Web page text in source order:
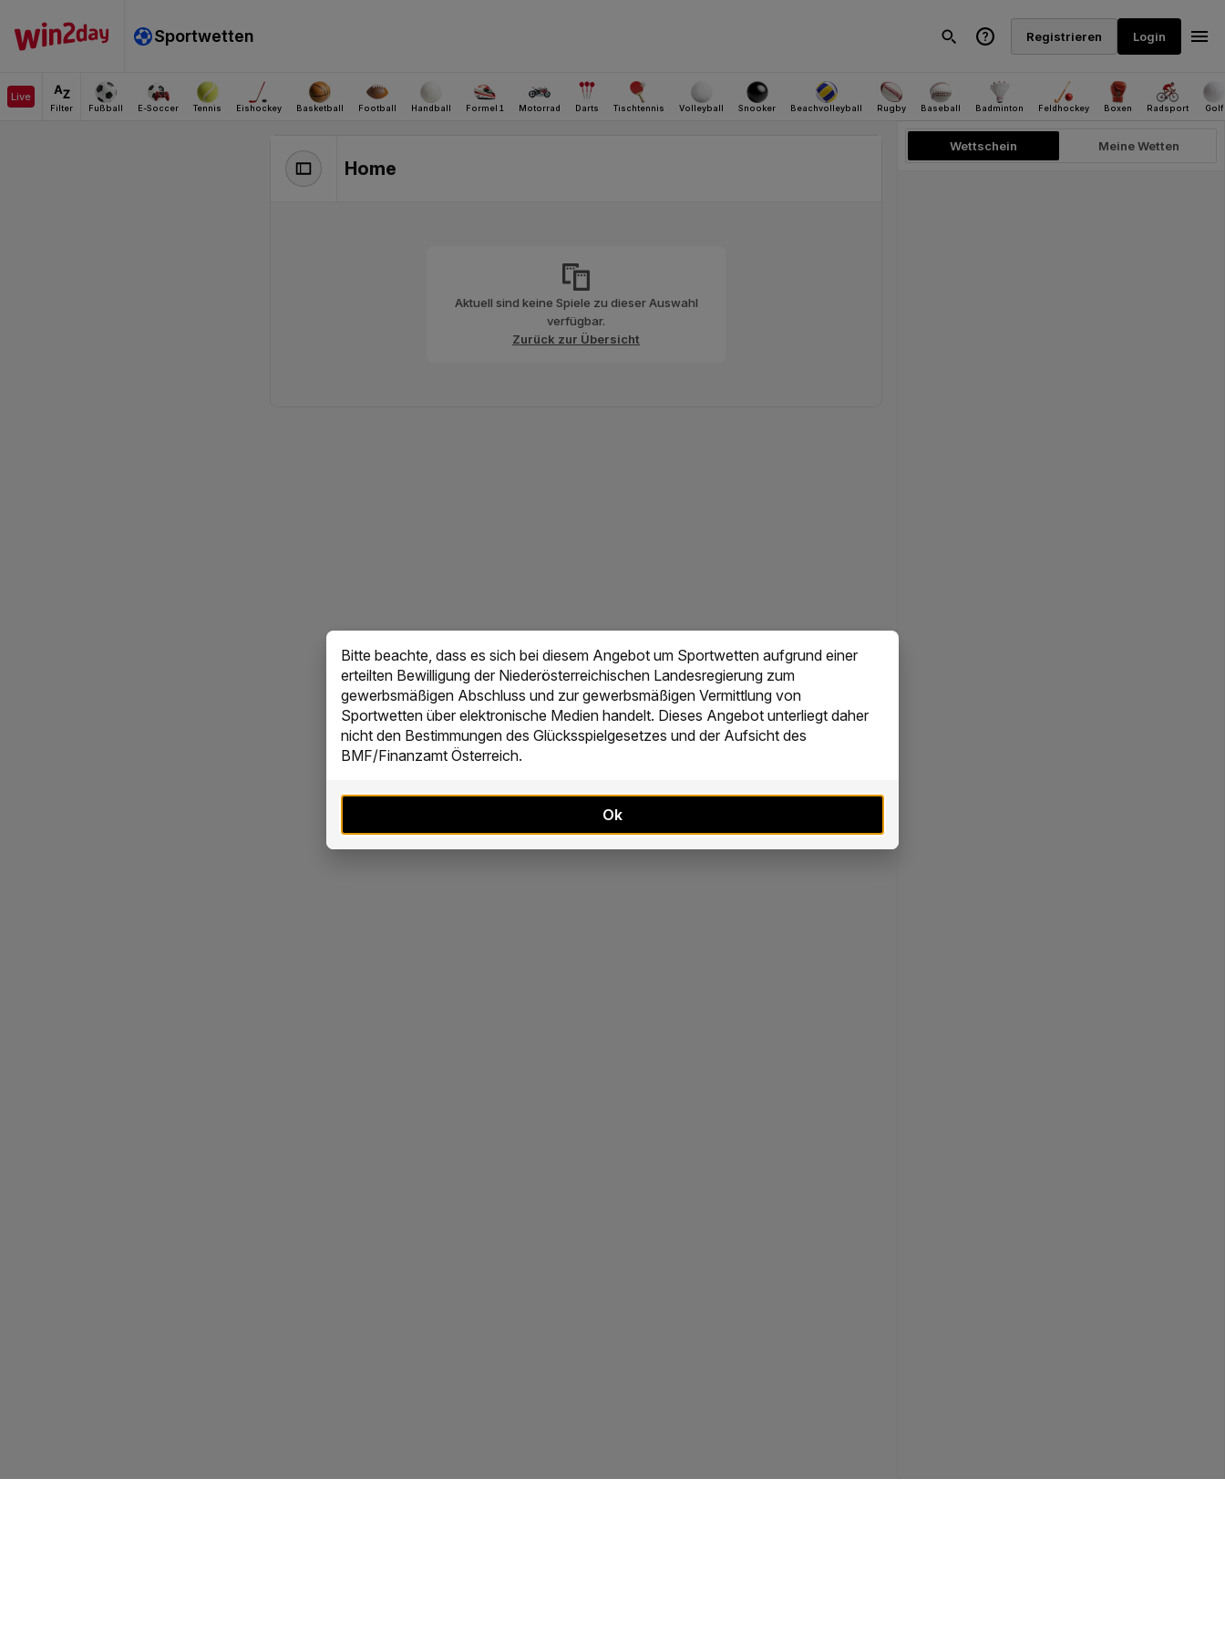
Bitte beachte, dass es sich bei diesem Angebot um Sportwetten aufgrund einer
erteilten Bewilligung der Niederösterreichischen Landesregierung zum
gewerbsmäßigen Abschluss und zur gewerbsmäßigen Vermittlung von
Sportwetten über elektronische Medien handelt. Dieses Angebot unterliegt daher
nicht den Bestimmungen des Glücksspielgesetzes und der Aufsicht des
BMF/Finanzamt Österreich.
Ok
Aktuell sind keine Spiele zu dieser Auswahl
verfügbar.
Zurück zur Übersicht